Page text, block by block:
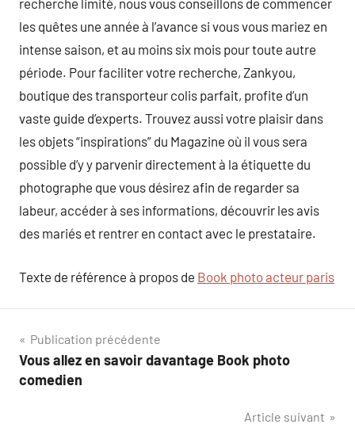
recherche limité, nous vous conseillons de commencer
les quêtes une année à l’avance si vous vous mariez en
intense saison, et au moins six mois pour toute autre
période. Pour faciliter votre recherche, Zankyou,
boutique des transporteur colis parfait, profite d’un
vaste guide d’experts. Trouvez aussi votre plaisir dans
les objets “inspirations” du Magazine où il vous sera
possible d’y y parvenir directement à la étiquette du
photographe que vous désirez afin de regarder sa
labeur, accéder à ses informations, découvrir les avis
des mariés et rentrer en contact avec le prestataire.
Texte de référence à propos de Book photo acteur paris
Navigation
de
Publication précédente
Vous allez en savoir davantage Book photo
comedien
Article suivant